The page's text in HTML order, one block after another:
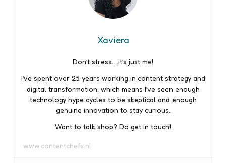
Xaviera
Don’t stress….it’s just me!
I’ve spent over 25 years working in content strategy and
digital transformation, which means I’ve seen enough
technology hype cycles to be skeptical and enough
genuine innovation to stay curious.
Want to talk shop? Do get in touch!
www.contentchefs.nl